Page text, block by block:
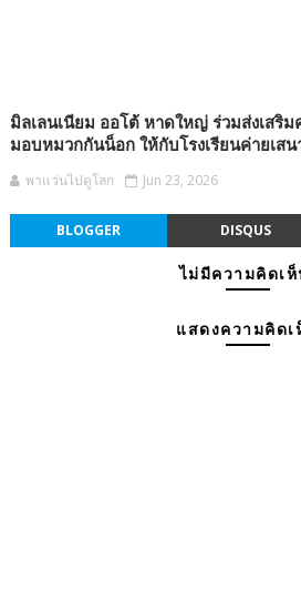
มิลเลนเนียม ออโต้ หาดใหญ่ ร่วมส่งเสริ
มอบหมวกกันน็อก ให้กับโรงเรียนค่ายเส
พาแว่นไปดูโลก Jun 23, 2026
BLOGGER DISQUS
ไม่มีความคิดเ
แสดงความคิดเ